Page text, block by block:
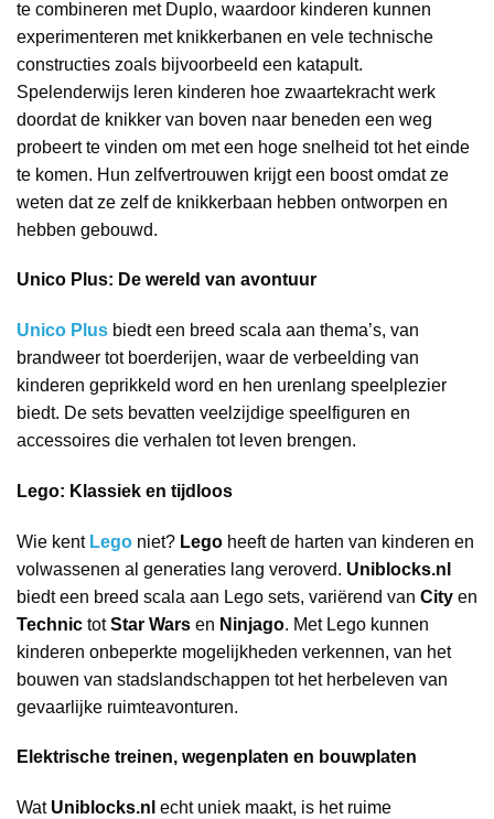
te combineren met Duplo, waardoor kinderen kunnen
experimenteren met knikkerbanen en vele technische
constructies zoals bijvoorbeeld een katapult.
Spelenderwijs leren kinderen hoe zwaartekracht werk
doordat de knikker van boven naar beneden een weg
probeert te vinden om met een hoge snelheid tot het einde
te komen. Hun zelfvertrouwen krijgt een boost omdat ze
weten dat ze zelf de knikkerbaan hebben ontworpen en
hebben gebouwd.
Unico Plus: De wereld van avontuur
Unico Plus biedt een breed scala aan thema’s, van
brandweer tot boerderijen, waar de verbeelding van
kinderen geprikkeld word en hen urenlang speelplezier
biedt. De sets bevatten veelzijdige speelfiguren en
accessoires die verhalen tot leven brengen.
Lego: Klassiek en tijdloos
Wie kent Lego niet? Lego heeft de harten van kinderen en
volwassenen al generaties lang veroverd. Uniblocks.nl
biedt een breed scala aan Lego sets, variërend van City en
Technic totStar Wars en Ninjago. Met Lego kunnen
kinderen onbeperkte mogelijkheden verkennen, van het
bouwen van stadslandschappen tot het herbeleven van
gevaarlijke ruimteavonturen.
Elektrische treinen, wegenplaten en bouwplaten
Wat Uniblocks.nl echt uniek maakt, is het ruime